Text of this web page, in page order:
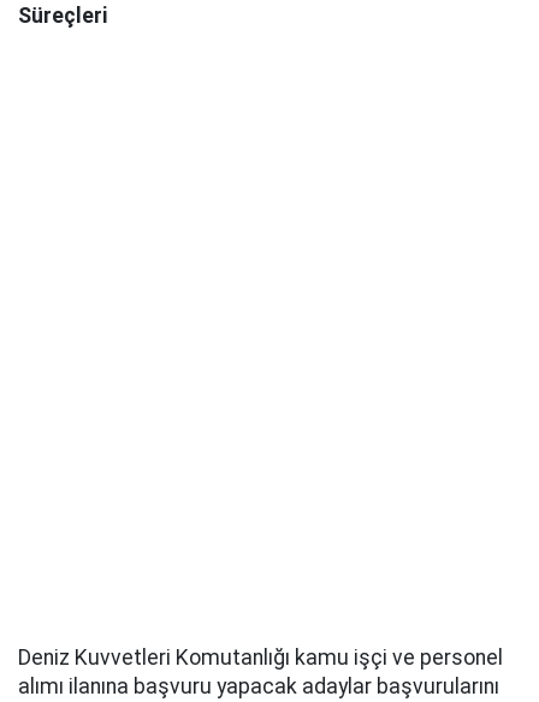
Süreçleri
Deniz Kuvvetleri Komutanlığı kamu işçi ve personel
alımı ilanına başvuru yapacak adaylar başvurularını